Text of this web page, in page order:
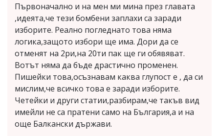
Първоначално и на мен ми мина през главата
,идеята,че тези бомбени заплахи са заради
изборите. Реално погледнато това няма
логика,защото избори ще има. Дори да се
отменят на 2ри,на 20ти пак ще ги обявяват.
Вотът няма да бъде драстично променен.
Пишейки това,осъзнавам каква глупост е , да си
мислим,че всичко това е заради изборите.
Четейки и други статии,разбирам,че такъв вид
имейли не са пратени само на България,а и на
още Балкански държави.